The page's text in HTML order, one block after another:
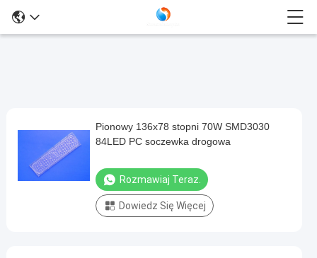
Pionowy
136x78
stopni
Pionowy 136x78 stopni 70W SMD3030
84LED PC soczewka drogowa
Rozmawiaj Teraz.
Dowiedz Się Więcej